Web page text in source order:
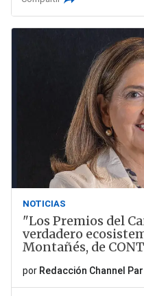
NOTICIAS
"Los Premios del
verdadero
Montañés, de
por Redacción Channel